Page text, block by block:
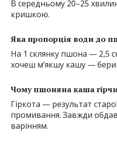
В середньому 20–25
кришкою.
Яка пропорція води до
На 1 склянку пшона — 2,5
хочеш м’якшу кашу — бери
Чому пшоняна каша
Гіркота — результат
промивання. Завжди
варінням.